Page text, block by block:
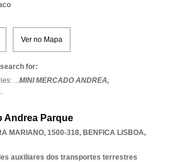
Ver no Mapa
for:
...MINI MERCADO ANDREA,
Andrea Parque
MARIANO, 1500-318, BENFICA LISBOA,
auxiliares dos transportes terrestres